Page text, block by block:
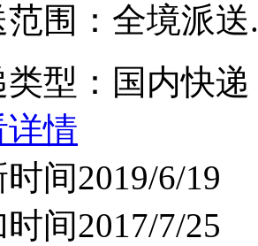
围：全境派送
型：国内快递
详情
间2019/6/19
间2017/7/25